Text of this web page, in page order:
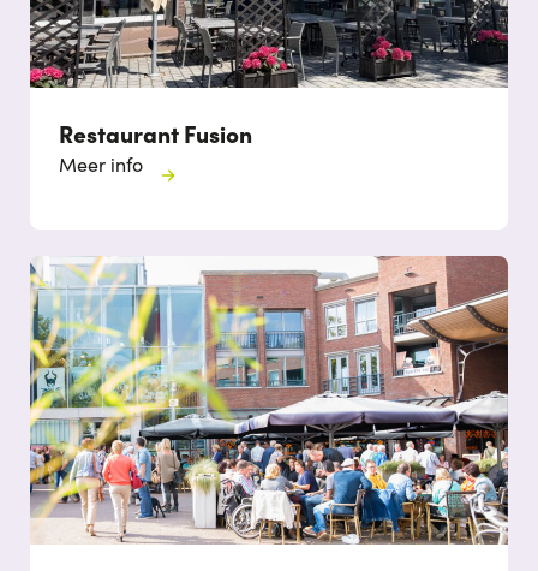
Restaurant Fusion
Meer info